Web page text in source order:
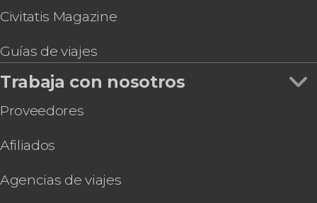
Civitatis Magazine
Guías de viajes
Trabaja con nosotros
Proveedores
Afiliados
Agencias de viajes